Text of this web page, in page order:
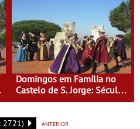
Domingos em Família no
Castelo de S. Jorge: Século
XVI - Tempo de Mulheres -
2721)
anterior